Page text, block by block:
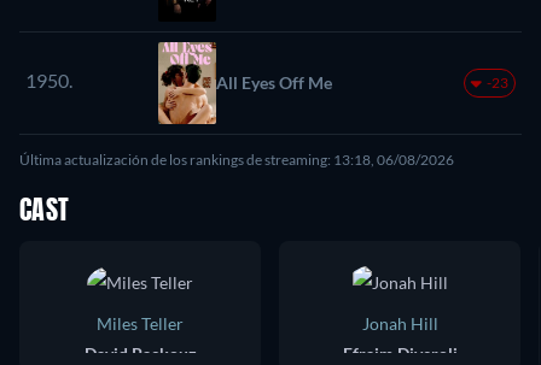
1950. All Eyes Off Me -23
Última actualización de los rankings de streaming: 13:18, 06/08/2026
CAST
Miles Teller
David Packouz
Jonah Hill
Efraim Diveroli